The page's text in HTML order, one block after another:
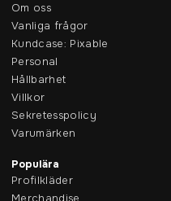
Om oss
Vanliga frågor
Kundcase: Pixable
Personal
Hållbarhet
Villkor
Sekretesspolicy
Varumärken
Populära
Profilkläder
Merchandise